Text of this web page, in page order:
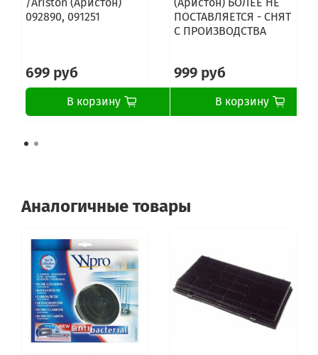
/Ariston (Аристон)
092890, 091251
699 руб
В корзину
(Аристон) БОЛЕЕ НЕ
ПОСТАВЛЯЕТСЯ - СНЯТ
С ПРОИЗВОДСТВА
999 руб
В корзину
Аналогичные товары